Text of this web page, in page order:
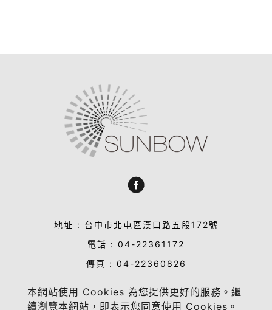
本網站使用 Cookies 為您提供更好的服務。繼
續瀏覽本網站，即表示您同意使用 Cookies。
地址 : 台中市北屯區漢口路五段172號
電話 : 04-22361172
傳真 : 04-22360826
業務合作洽談 : sandy@sun-bow.com